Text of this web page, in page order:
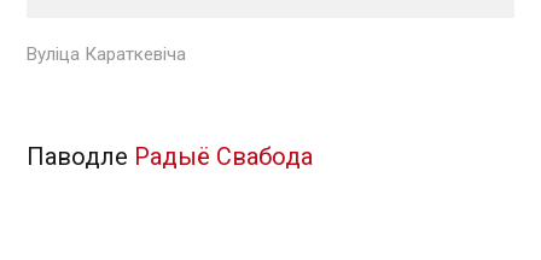
Вуліца Караткевіча
Паводле Радыё Свабода